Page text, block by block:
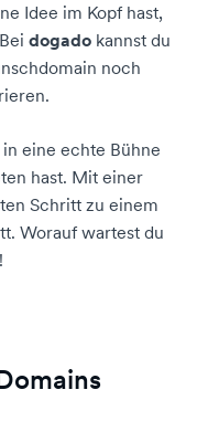
Idee im Kopf hast,
dogado kannst du
noch
eine echte Bühne
hast. Mit einer
Schritt zu einem
Worauf wartest du